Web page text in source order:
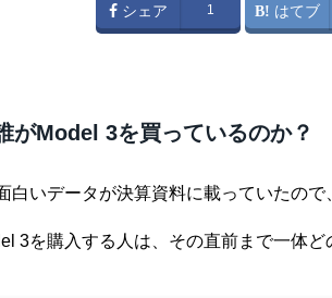
シェア 1 はてブ
がModel 3を買っているのか？
白いデータが決算資料に載っていたので
3を購入する人は、その直前まで一体ど